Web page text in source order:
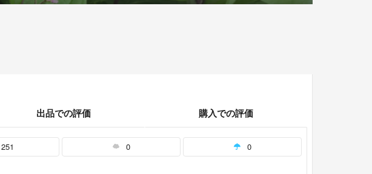
出品での評価 購入での評価
251 0 0